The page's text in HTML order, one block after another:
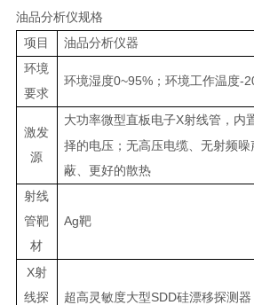
油品分析仪规格
项目
油品分析仪器
环境
要求
环境湿度0~95%；环境工作温度-
激发
源
大功率微型直板电子X射线管，内
择的电压；无高压电缆、无射频噪
蔽、更好的散热
射线
管靶
材
Ag靶
X射
线探
超高灵敏度大型SDD硅漂移探测器